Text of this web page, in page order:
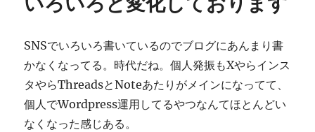
SNSでいろいろ書いているのでブログにあんまり書
かなくなってる。時代だね。個人発振もXやらインス
タやらThreadsとNoteあたりがメインになってて、
個人でWordpress運用してるやつなんてほとんどい
なくなった感じある。